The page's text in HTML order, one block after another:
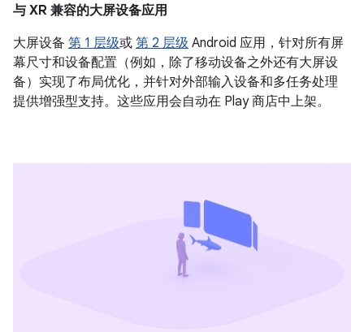
与 XR 兼容的大屏设备应用
大屏设备 第 1 层级或 第 2 层级 Android 应用，针对所有屏
幕尺寸和设备配置（例如，除了移动设备之外还有大屏设
备）实现了布局优化，并针对外部输入设备和多任务处理
提供增强型支持。这些应用会自动在 Play 商店中上架。